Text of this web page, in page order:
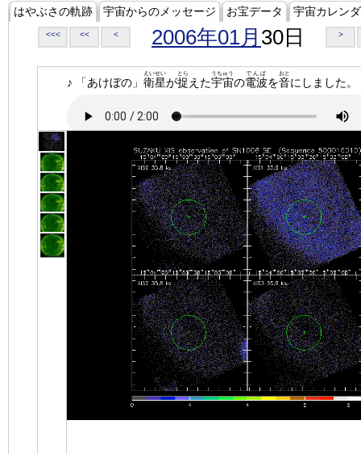
はやぶさの軌跡 宇宙からのメッセージ お宝データ 宇宙カレン
<<< << < 2006年01月 30日 >
♪ 「あけぼの」 衛星
えいせい
が捉
とら
えた宇宙
うちゅう
の電波
でんぱ
を音
おと
にしました。